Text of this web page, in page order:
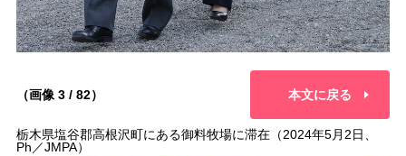
（画像 3 / 82） 本文に戻る
栃木県塩谷郡高根沢町にある御料牧場に滞在（2024年5月2日、
Ph／JMPA）